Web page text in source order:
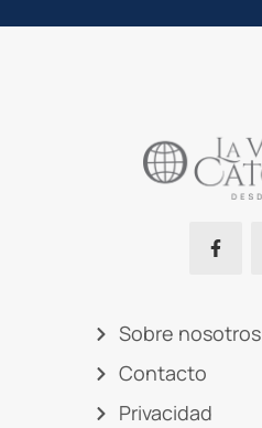
Sobre nosotros
Contacto
Privacidad